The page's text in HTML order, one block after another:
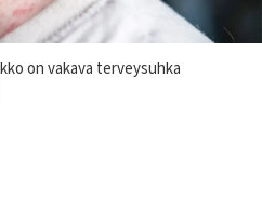
on vakava terveysuhka